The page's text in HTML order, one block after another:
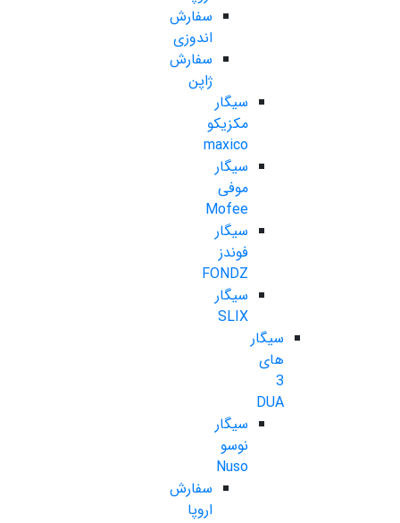
سفارش
اندوزی
سفارش
ژاپن
سیگار
مکزیکو
maxico
سیگار
موفی
Mofee
سیگار
فوندز
FONDZ
سیگار
SLIX
سیگار
های
3
DUA
سیگار
نوسو
Nuso
سفارش
اروپا